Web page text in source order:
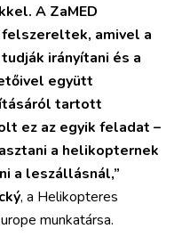
A ZaMED
amivel a
irányítani és a
együtt
tartott
ez az egyik feladat –
a helikopternek
a leszállásnál,”
, a Helikopteres
munkatársa.